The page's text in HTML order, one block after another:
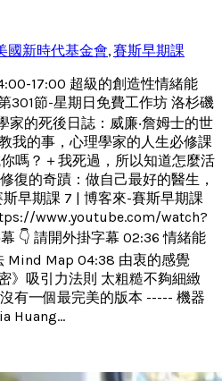
國新時代基金會,賽斯早期課
17:00 超級的創造性情緒能
301節-星期日免費工作坊 洛杉磯
家的死後日誌：威廉‧詹姆士的世
我的事，心理學家的人生必修課
嗎？＋我死過，所以知道怎麼活
復的奇蹟：做自己最好的醫生，
早期課 7 | 博客來-賽斯早期課
www.youtube.com/watch?
👇 請開外掛字幕 02:36 情緒能
Mind Map 04:38 由衷的感覺
》吸引力法則 太粗糙不夠細緻
有一個最完美的版本 ----- 機器
Huang...